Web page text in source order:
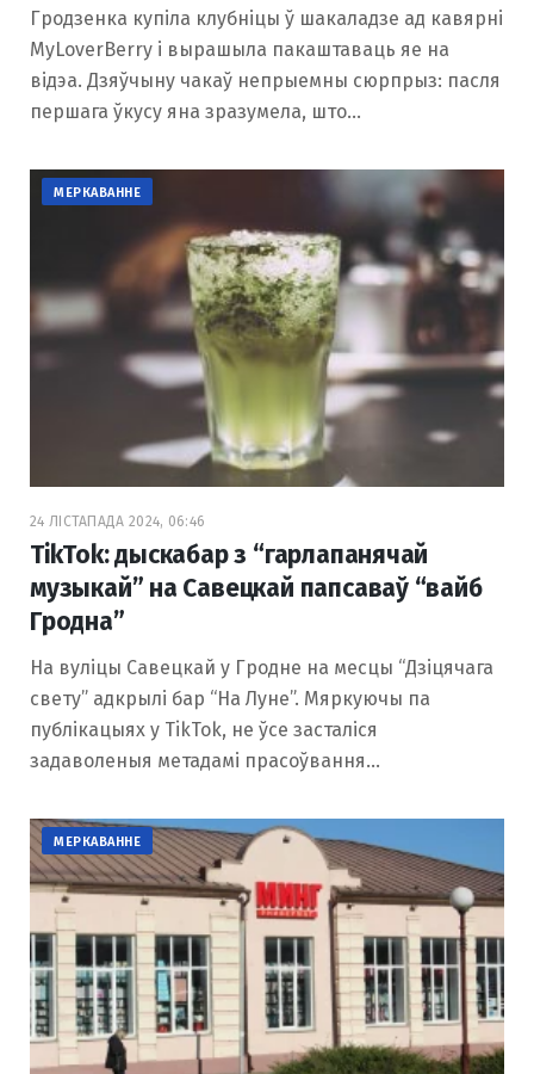
Гродзенка купіла клубніцы ў шакаладзе ад кавярні
MyLoverBerry і вырашыла пакаштаваць яе на
відэа. Дзяўчыну чакаў непрыемны сюрпрыз: пасля
першага ўкусу яна зразумела, што…
МЕРКАВАННЕ
24 ЛІСТАПАДА 2024, 06:46
TikTok: дыскабар з “гарлапанячай
музыкай” на Савецкай папсаваў “вайб
Гродна”
На вуліцы Савецкай у Гродне на месцы “Дзіцячага
свету” адкрылі бар “На Луне”. Мяркуючы па
публікацыях у TikTok, не ўсе засталіся
задаволеныя метадамі прасоўвання…
МЕРКАВАННЕ